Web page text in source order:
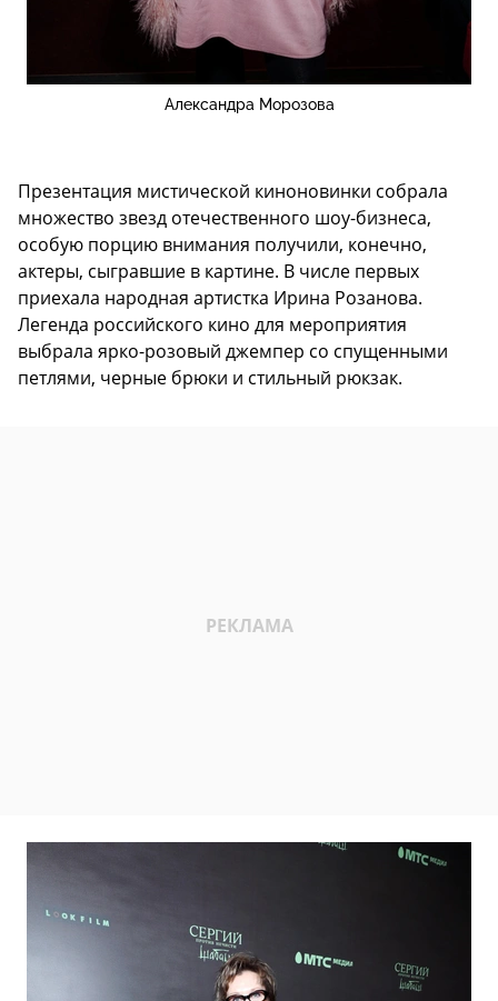
Александра Морозова
Презентация мистической киноновинки собрала
множество звезд отечественного шоу-бизнеса,
особую порцию внимания получили, конечно,
актеры, сыгравшие в картине. В числе первых
приехала народная артистка Ирина Розанова.
Легенда российского кино для мероприятия
выбрала ярко-розовый джемпер со спущенными
петлями, черные брюки и стильный рюкзак.